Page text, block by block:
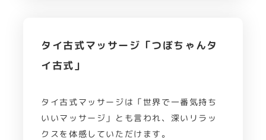
タイ古式マッサージ「つぼちゃんタ
イ古式」
タイ古式マッサージは「世界で一番気持ち
いいマッサージ」とも言われ、深いリラッ
クスを体感していただけます。